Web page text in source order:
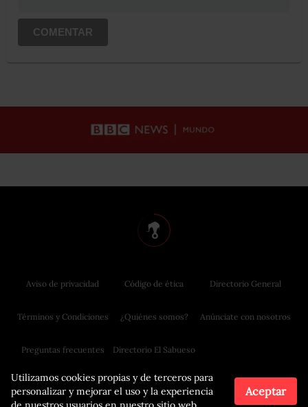
COMENTAR
Utilizamos cookies propias y de terceros para
personalizar y mejorar el uso y la experiencia
Aceptar
Aviso de privacidad
Términos y Condiciones
Preguntas frecuentes
Código de ética
¿Quiénes somos?
Directorio El Sabueso
Directorio General
Anúnciate con nosotros